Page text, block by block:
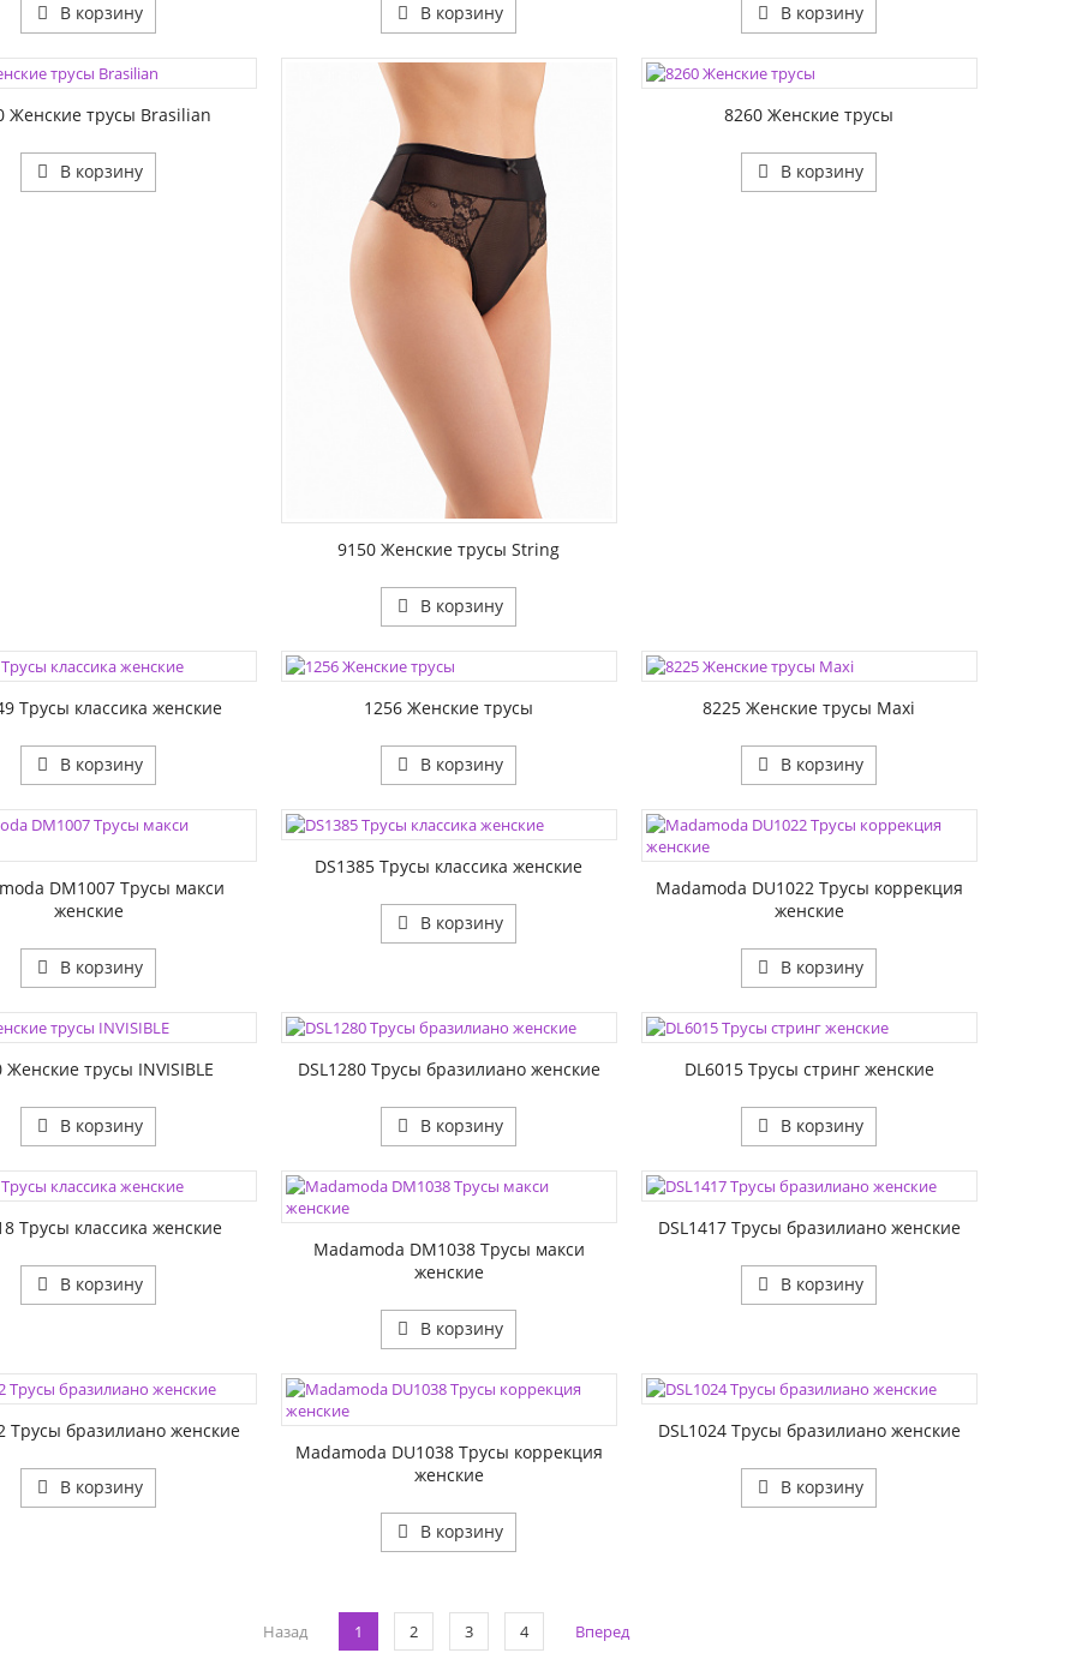
В корзину В корзину В корзину
Женские трусы Brasilian
В корзину
ЦВЕТА:
РАЗМЕР1:
9150 Женские трусы String
В корзину
РАЗМЕР1:
8260 Женские трусы
В корзину
Трусы классика женские
В корзину
РАЗМЕР1:
1256 Женские трусы
В корзину
РАЗМЕР1:
8225 Женские трусы Maxi
В корзину
DM1007 Трусы макси
женские
В корзину
РАЗМЕР1:
DS1385 Трусы классика женские
В корзину
ЦВЕТА:
РАЗМЕР1:
Madamoda DU1022 Трусы коррекция
женские
В корзину
Женские трусы INVISIBLE
В корзину
РАЗМЕР1:
DSL1280 Трусы бразилиано женские
В корзину
РАЗМЕР1:
DL6015 Трусы стринг женские
В корзину
Трусы классика женские
В корзину
ЦВЕТА:
РАЗМЕР1:
Madamoda DM1038 Трусы макси
женские
В корзину
РАЗМЕР1:
DSL1417 Трусы бразилиано женские
В корзину
Трусы бразилиано женские
В корзину
ЦВЕТА:
РАЗМЕР1:
Madamoda DU1038 Трусы коррекция
женские
В корзину
РАЗМЕР1:
DSL1024 Трусы бразилиано женские
В корзину
Назад 1 2 3 4 Вперед